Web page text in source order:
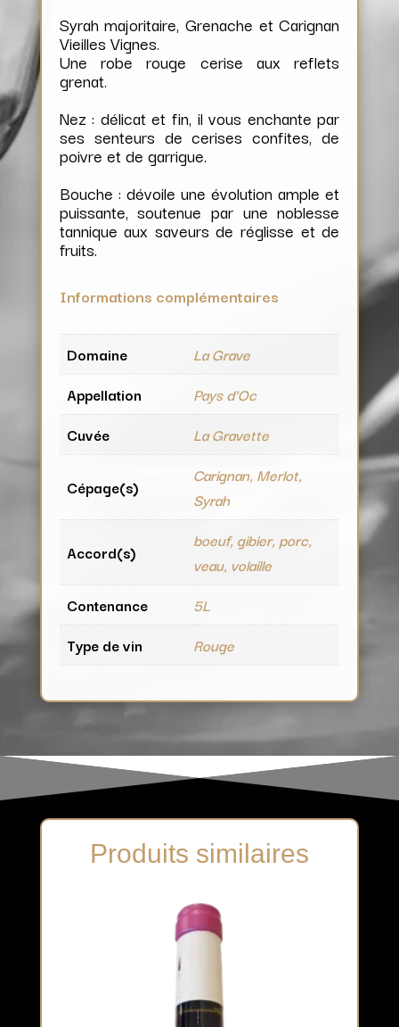
Syrah majoritaire, Grenache et Carignan
Vieilles Vignes.
Une robe rouge cerise aux reflets
grenat.
Nez : délicat et fin, il vous enchante par
ses senteurs de cerises confites, de
poivre et de garrigue.
Bouche : dévoile une évolution ample et
puissante, soutenue par une noblesse
tannique aux saveurs de réglisse et de
fruits.
Informations complémentaires
Domaine
La Grave
Appellation
Pays d'Oc
Cuvée
La Gravette
Cépage(s)
Carignan, Merlot,
Syrah
Accord(s)
boeuf, gibier, porc,
veau, volaille
Contenance
5L
Type de vin
Rouge
Produits similaires